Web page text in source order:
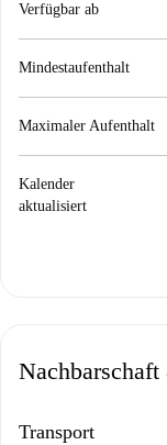
Verfügbar ab
Mindestaufenthalt
Maximaler Aufenthalt
Kalender
aktualisiert
Transport